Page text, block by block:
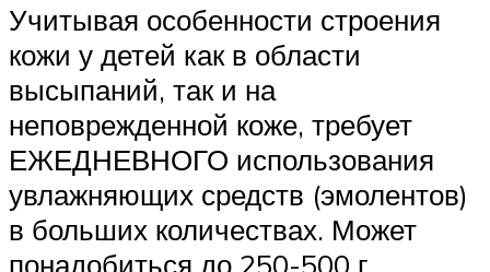
Учитывая особенности строения
кожи у детей как в области
высыпаний, так и на
неповрежденной коже, требует
ЕЖЕДНЕВНОГО использования
увлажняющих средств (эмолентов)
в больших количествах. Может
понадобиться до 250-500 г.